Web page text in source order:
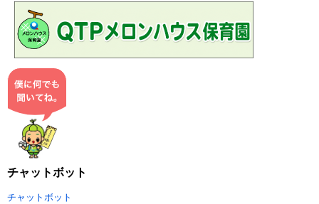
チャットボット
チャットボット